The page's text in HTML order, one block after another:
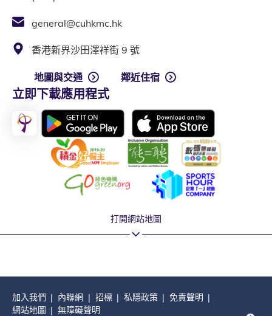
general@cuhkmc.hk
香港新界沙田澤祥街 9 號
地圖與交通 鄰近住宿
立即下載應用程式
打開網站地圖
加入我們 內聯網 招標 私隱政策
免責聲明
網站地圖
無障礙聲明